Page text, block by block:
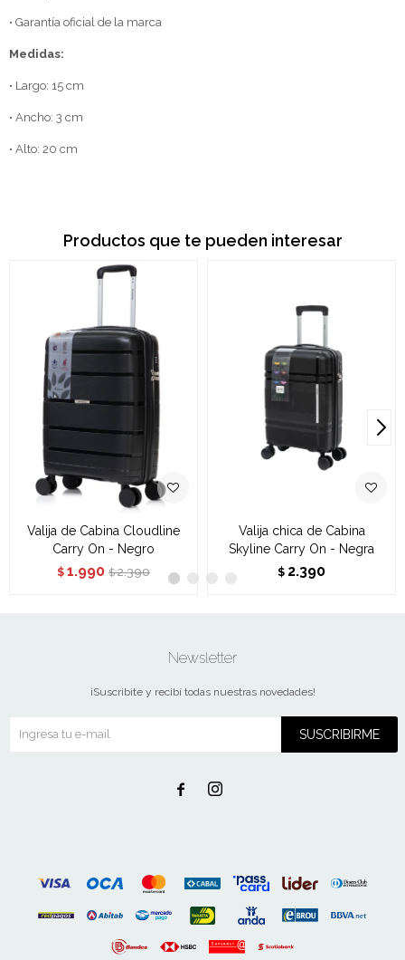
• Garantía oficial de la marca
Medidas:
• Largo: 15 cm
• Ancho: 3 cm
• Alto: 20 cm
Productos que te pueden interesar
Valija de Cabina Cloudline
Carry On - Negro
$ 1.990 $ 2.390
Valija chica de Cabina
Skyline Carry On - Negra
$ 2.390
Newsletter
¡Suscribite y recibí todas nuestras novedades!
SUSCRIBIRME
 